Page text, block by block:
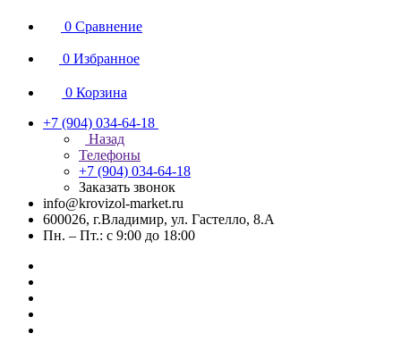
0 Сравнение
0 Избранное
0 Корзина
+7 (904) 034-64-18
Назад
Телефоны
+7 (904) 034-64-18
Заказать звонок
info@krovizol-market.ru
600026, г.Владимир, ул. Гастелло, 8.А
Пн. – Пт.: с 9:00 до 18:00